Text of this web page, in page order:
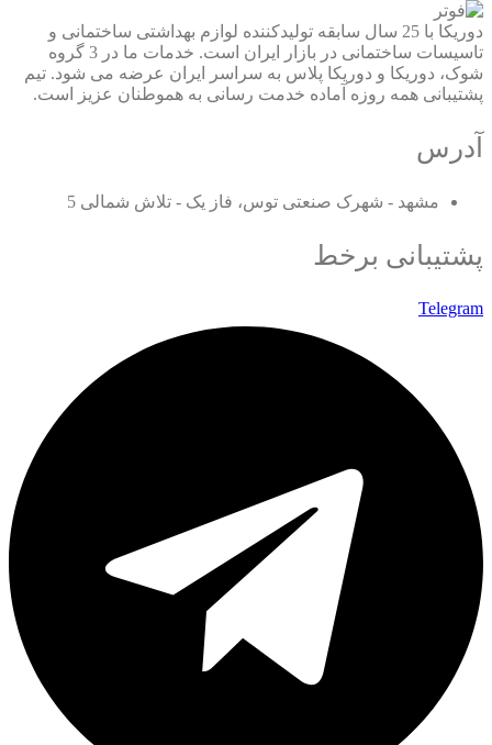
دوریکا با 25 سال سابقه تولیدکننده لوازم بهداشتی ساختمانی و
تاسیسات ساختمانی در بازار ایران است. خدمات ما در 3 گروه
شوک، دوریکا و دوریکا پلاس به سراسر ایران عرضه می شود. تیم
پشتیبانی همه روزه آماده خدمت رسانی به هموطنان عزیز است.
آدرس
مشهد - شهرک صنعتی توس، فاز یک - تلاش شمالی 5
پشتیبانی برخط
Telegram